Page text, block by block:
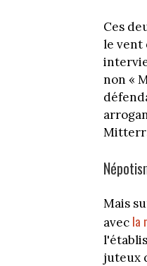
Ces
le vent
non «
Mais
avec la
juteux